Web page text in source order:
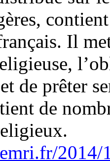
Il
de prêter
de
2014/